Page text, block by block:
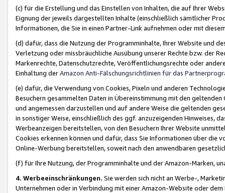
(c) für die Erstellung und das Einstellen von Inhalten, die auf Ihrer
Eignung der jeweils dargestellten Inhalte (einschließlich sämtlicher
Informationen, die Sie in einen Partner-Link aufnehmen oder mit
(d) dafür, dass die Nutzung der Programminhalte, Ihrer Website und
Verletzung oder missbräuchliche Ausübung unserer Rechte bzw. der
Markenrechte, Datenschutzrechte, Veröffentlichungsrechte oder
Einhaltung derAmazon Anti-Fälschungsrichtlinien für das
(e) dafür, die Verwendung von Cookies, Pixeln und anderen
Besuchern gesammelten Daten in Übereinstimmung mit den
und angemessen darzustellen und auf andere Weise die geltenden
in sonstiger Weise, einschließlich des ggf. anzuzeigenden Hinweises,
Werbeanzeigen bereitstellen, von den Besuchern Ihrer Website
Cookies erkennen können und dafür, dass Sie Informationen über die
Online-Werbung bereitstellen, soweit nach den anwendbaren
(f) für Ihre Nutzung, der Programminhalte und der Amazon-Marken,
4. Werbeeinschränkungen. Sie werden sich nicht an Werbe-,
Unternehmen oder in Verbindung mit einer Amazon-Website oder